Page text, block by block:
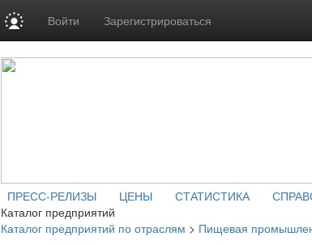
Войти Зарегистрироваться
ПРЕСС-РЕЛИЗЫ ЦЕНЫ СТАТИСТИКА
Каталог предприятий
Каталог предприятий по отраслям > Пищевая